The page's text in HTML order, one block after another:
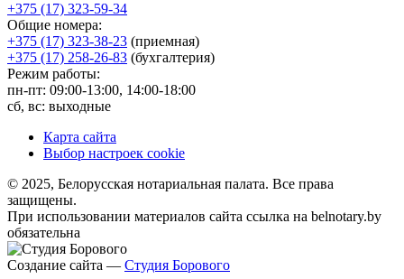
+375 (17) 323-59-34
Общие номера:
+375 (17) 323-38-23 (приемная)
+375 (17) 258-26-83 (бухгалтерия)
Режим работы:
пн-пт: 09:00-13:00, 14:00-18:00
сб, вс: выходные
Карта сайта
Выбор настроек cookie
© 2025, Белорусская нотариальная палата. Все права
защищены.
При использовании материалов сайта ссылка на belnotary.by
обязательна
Создание сайта — Студия Борового